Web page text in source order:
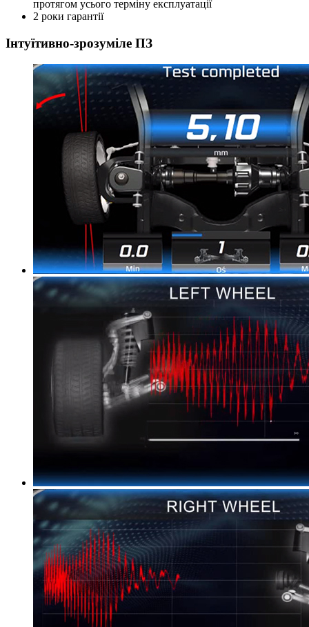
протягом усього терміну експлуатації
2 роки гарантії
Інтуїтивно-зрозуміле ПЗ